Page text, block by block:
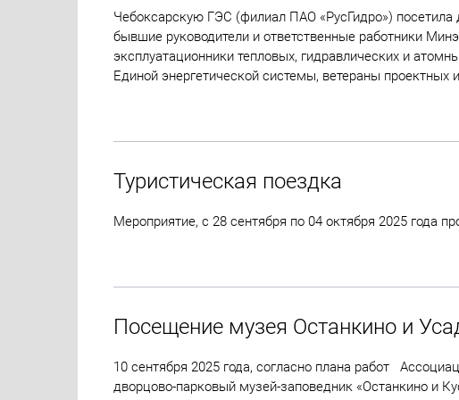
Чебоксарскую ГЭС (филиал ПАО «РусГидро») посетила
бывшие руководители и ответственные работники
эксплуатационники тепловых, гидравлических и
Единой энергетической системы, ветераны проектных
Туристическая поездка
Мероприятие, с 28 сентября по 04 октября 2025 года
Посещение музея Останкино и
10 сентября 2025 года, согласно плана работ
дворцово-парковый музей-заповедник «Останкино и